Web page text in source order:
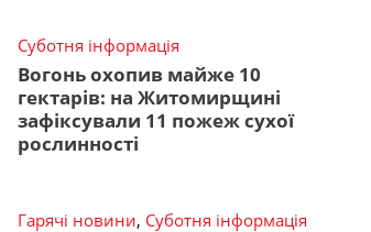
Суботня інформація
Вогонь охопив майже 10
гектарів: на Житомирщині
зафіксували 11 пожеж сухої
рослинності
Гарячі новини, Суботня інформація